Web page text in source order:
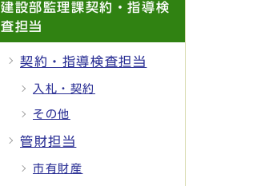
建設部監理課契約・指導検
査担当
契約・指導検査担当
入札・契約
その他
管財担当
市有財産